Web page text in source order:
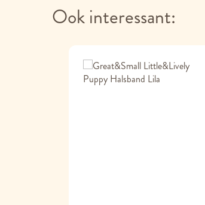
Ook interessant: